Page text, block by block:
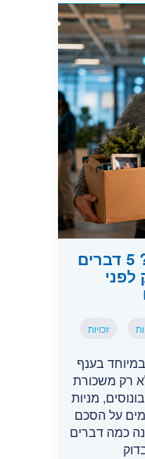
פוטרתם מההייטק? 5 דברים
לפני
זכויות
בענף
רק משכורת
מניות
על הסכם
כמה דברים